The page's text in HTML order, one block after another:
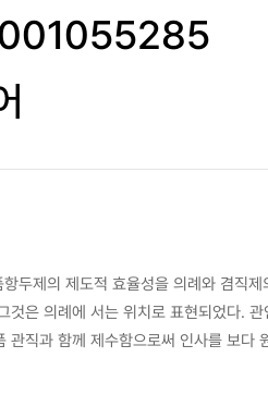
두제의 제도적 효율성을 의례와 겸직
것은 의례에 서는 위치로 표현되었다.
관직과 함께 제수함으로써 인사를 보